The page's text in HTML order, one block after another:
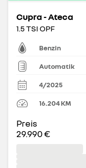
Cupra - Ateca
1.5 TSI OPF
Benzin
Automatik
4/2025
16.204KM
Preis
29.990 €